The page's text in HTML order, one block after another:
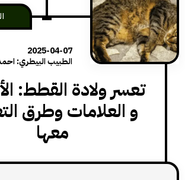
العناية بالقطط
2025-04-07
الطبيب البيطري: احمد محلي
ولادة القطط: الأسباب
و العلامات وطرق التعامل